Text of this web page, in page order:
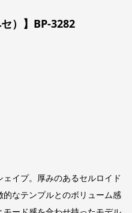
セ）】BP-3282
イプ。厚みのあるセルロイド
なテンプルとのボリューム感